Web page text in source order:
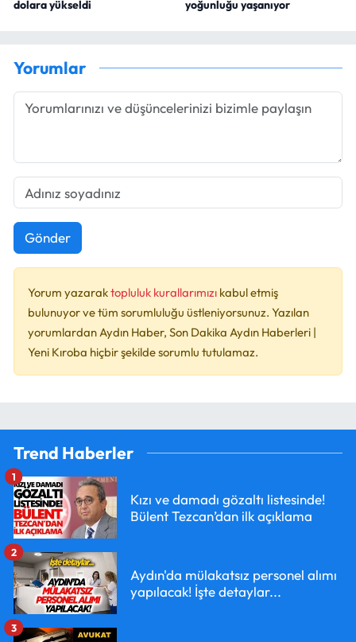
dolara yükseldi
yoğunluğu yaşanıyor
Yorumlar
Gönder
Yorum yazaraktopluluk kurallarımızı kabul etmiş
bulunuyor ve tüm sorumluluğu üstleniyorsunuz. Yazılan
yorumlardan Aydın Haber, Son Dakika Aydın Haberleri |
Yeni Kıroba hiçbir şekilde sorumlu tutulamaz.
Trend Haberler
Kızı ve damadı gözaltı listesinde!
Bülent Tezcan’dan ilk açıklama
1
Aydın'da mülakatsız personel alımı
yapılacak! İşte detaylar...
2
3